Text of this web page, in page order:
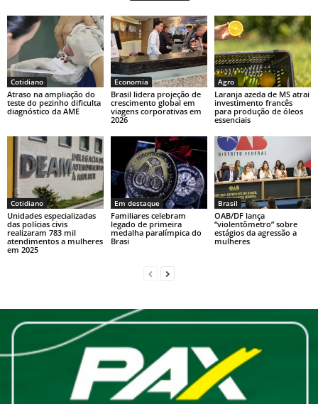
A
p
b
o
o
k
Li
n
k
Cotidiano
Atraso na ampliação do
teste do pezinho dificulta
diagnóstico da AME
Economia
Brasil lidera projeção de
crescimento global em
viagens corporativas em
2026
Agro
Laranja azeda de MS atrai
investimento francês
para produção de óleos
essenciais
Cotidiano
Unidades especializadas
das polícias civis
realizaram 783 mil
atendimentos a mulheres
em 2025
Em destaque
Familiares celebram
legado de primeira
medalha paralímpica do
Brasi
Brasil
OAB/DF lança
“violentômetro” sobre
estágios da agressão a
mulheres